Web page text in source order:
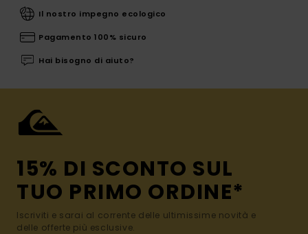
Il nostro impegno ecologico
Pagamento 100% sicuro
Hai bisogno di aiuto?
15% DI SCONTO SUL
TUO PRIMO ORDINE*
Iscriviti e sarai al corrente delle ultimissime novità e
delle offerte più esclusive.